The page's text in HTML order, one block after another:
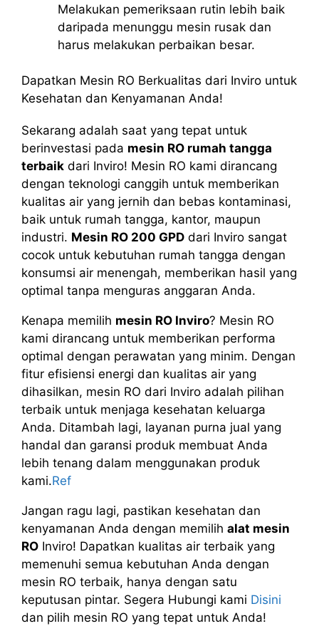
Melakukan pemeriksaan rutin lebih baik
daripada menunggu mesin rusak dan
harus melakukan perbaikan besar.
Dapatkan Mesin RO Berkualitas dari Inviro untuk
Kesehatan dan Kenyamanan Anda!
Sekarang adalah saat yang tepat untuk
berinvestasi pada mesin RO rumah tangga
terbaik dari Inviro! Mesin RO kami dirancang
dengan teknologi canggih untuk memberikan
kualitas air yang jernih dan bebas kontaminasi,
baik untuk rumah tangga, kantor, maupun
industri. Mesin RO 200 GPD dari Inviro sangat
cocok untuk kebutuhan rumah tangga dengan
konsumsi air menengah, memberikan hasil yang
optimal tanpa menguras anggaran Anda.
Kenapa memilih mesin RO Inviro? Mesin RO
kami dirancang untuk memberikan performa
optimal dengan perawatan yang minim. Dengan
fitur efisiensi energi dan kualitas air yang
dihasilkan, mesin RO dari Inviro adalah pilihan
terbaik untuk menjaga kesehatan keluarga
Anda. Ditambah lagi, layanan purna jual yang
handal dan garansi produk membuat Anda
lebih tenang dalam menggunakan produk
kami.Ref
Jangan ragu lagi, pastikan kesehatan dan
kenyamanan Anda dengan memilih alat mesin
RO Inviro! Dapatkan kualitas air terbaik yang
memenuhi semua kebutuhan Anda dengan
mesin RO terbaik, hanya dengan satu
keputusan pintar. Segera Hubungi kami Disini
dan pilih mesin RO yang tepat untuk Anda!